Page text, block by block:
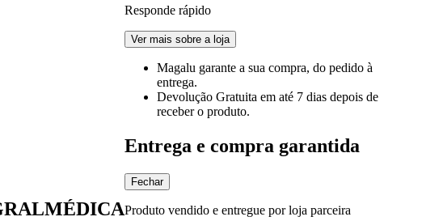
Responde rápido
Ver mais sobre a loja
Magalu garante a sua compra, do pedido à
entrega.
Devolução Gratuita em até 7 dias depois de
receber o produto.
Entrega e compra garantida
Fechar
Produto vendido e entregue por loja parceira